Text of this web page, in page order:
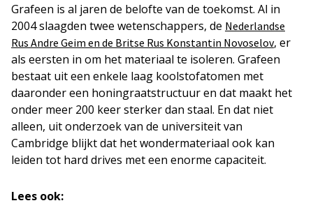
Grafeen is al jaren de belofte van de toekomst. Al in
2004 slaagden twee wetenschappers, de Nederlandse
Rus Andre Geim en de Britse Rus Konstantin Novoselov, er
als eersten in om het materiaal te isoleren. Grafeen
bestaat uit een enkele laag koolstofatomen met
daaronder een honingraatstructuur en dat maakt het
onder meer 200 keer sterker dan staal. En dat niet
alleen, uit onderzoek van de universiteit van
Cambridge blijkt dat het wondermateriaal ook kan
leiden tot hard drives met een enorme capaciteit.
Lees ook: